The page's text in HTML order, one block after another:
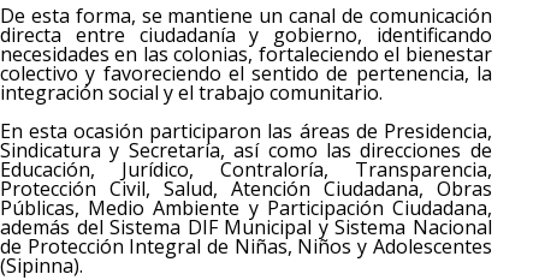
De esta forma, se mantiene un canal de comunicación
directa entre ciudadanía y gobierno, identificando
necesidades en las colonias, fortaleciendo el bienestar
colectivo y favoreciendo el sentido de pertenencia, la
integración social y el trabajo comunitario.
En esta ocasión participaron las áreas de Presidencia,
Sindicatura y Secretaría, así como las direcciones de
Educación, Jurídico, Contraloría, Transparencia,
Protección Civil, Salud, Atención Ciudadana, Obras
Públicas, Medio Ambiente y Participación Ciudadana,
además del Sistema DIF Municipal y Sistema Nacional
de Protección Integral de Niñas, Niños y Adolescentes
(Sipinna).